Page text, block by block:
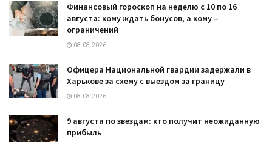
Финансовый гороскоп на неделю с 10 по 16
августа: кому ждать бонусов, а кому –
ограничений
08.08.2026
Офицера Национальной гвардии задержали в
Харькове за схему с выездом за границу
08.08.2026
9 августа по звездам: кто получит неожиданную
прибыль